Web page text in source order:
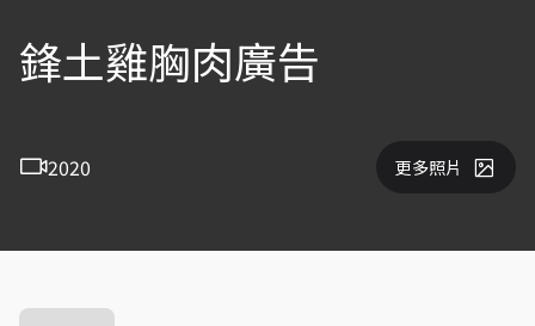
鋒土雞胸肉廣告
2020 更多照片